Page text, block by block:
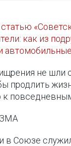
как из
не шли
продлить
к
в Союзе